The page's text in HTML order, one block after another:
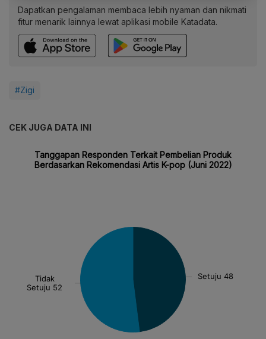
Dapatkan pengalaman membaca lebih nyaman dan nikmati
fitur menarik lainnya lewat aplikasi mobile Katadata.
#Zigi
CEK JUGA DATA INI